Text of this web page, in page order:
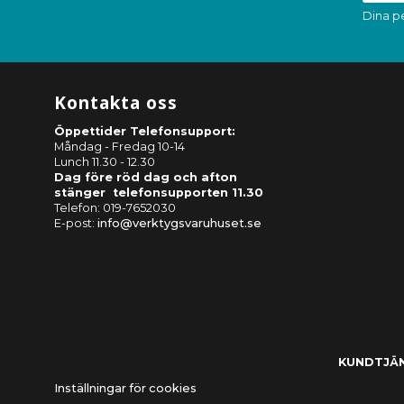
Dina
Kontakta oss
Öppettider Telefonsupport:
Måndag - Fredag 10-14
Lunch 11.30 - 12.30
Dag före röd dag och afton
stänger telefonsupporten 11.30
Telefon: 019-7652030
E-post: info@verktygsvaruhuset.se
Inställningar för cookies